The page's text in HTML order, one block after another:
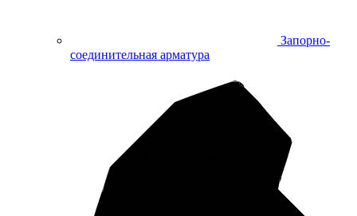
Запорно-
соединительная арматура